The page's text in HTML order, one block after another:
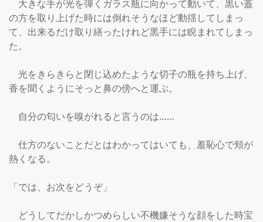
大きな手が光を弾くガラス瓶に向かって動いて、黒い蓋
の方を取り上げた時には倒れそうなほど動揺してしまっ
て、出来るだけ取り繕ったけれど黒手には睨まれてしまっ
た。
光をきらきらと閉じ込めたような切子の瓶を持ち上げ、
香を聞くようにそっと鼻の傍へと運ぶ。
自分の匂いを嗅がれると言うのは……
仕方のないことだとはわかってはいても、羞恥心で頬が
熱くなる。
「では、お次をどうぞ」
どうしてだかしかつめらしい不機嫌そうな顔をした時宝